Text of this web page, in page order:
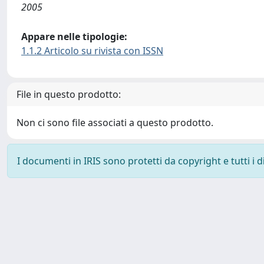
2005
Appare nelle tipologie:
1.1.2 Articolo su rivista con ISSN
File in questo prodotto:
Non ci sono file associati a questo prodotto.
I documenti in IRIS sono protetti da copyright e tutti i